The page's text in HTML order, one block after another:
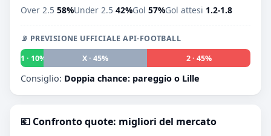
Over 2.5 58%Under 2.5 42%Gol 57%Gol attesi 1.2-1.8
📡 PREVISIONE UFFICIALE API-FOOTBALL
1 · 10%
X · 45% 2 · 45%
Consiglio: Doppia chance: pareggio o Lille
💶 Confronto quote: migliori del mercato